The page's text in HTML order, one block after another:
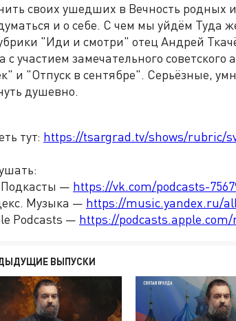
своих ушедших в Вечность родных
и о себе. С чем мы уйдём Туда
"Иди и смотри" отец Андрей
с участием замечательного
и "Отпуск в сентябре". Серьёзные,
душевно.
тут: https://tsargrad.tv/shows/rubric/
— https://vk.com/podcasts-
Музыка — https://music.yandex.ru/
Podcasts — https://podcasts.apple.com/
ВЫПУСКИ